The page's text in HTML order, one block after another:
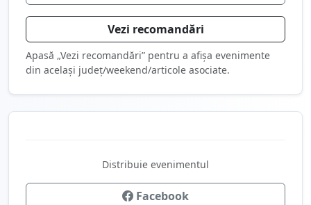
Vezi recomandări
Apasă „Vezi recomandări” pentru a afișa evenimente
din același județ/weekend/articole asociate.
Distribuie evenimentul
Facebook